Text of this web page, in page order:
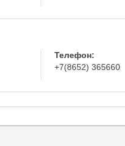
Телефон:
+7(8652) 365660